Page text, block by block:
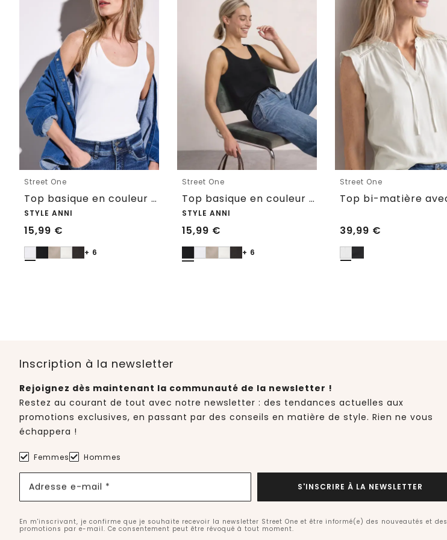
Street One
Top basique en couleur unie
STYLE ANNI
15,99 €
+ 6
Street One
Top basique en couleur unie
STYLE ANNI
15,99 €
+ 6
Street One
39,99 €
Inscription à la newsletter
Rejoignez dès maintenant la communauté de la newsletter !
Restez au courant de tout avec notre newsletter : des tendances actuelles aux
promotions exclusives, en passant par des conseils en matière de style. Rien ne vous
échappera !
Femmes Hommes
Adresse e-mail * S'INSCRIRE À LA NEWSLETTER
En m'inscrivant, je confirme que je souhaite recevoir la newsletter Street One et être informé(e) des nouveautés et des
promotions par e-mail. Ce consentement peut être révoqué à tout moment.